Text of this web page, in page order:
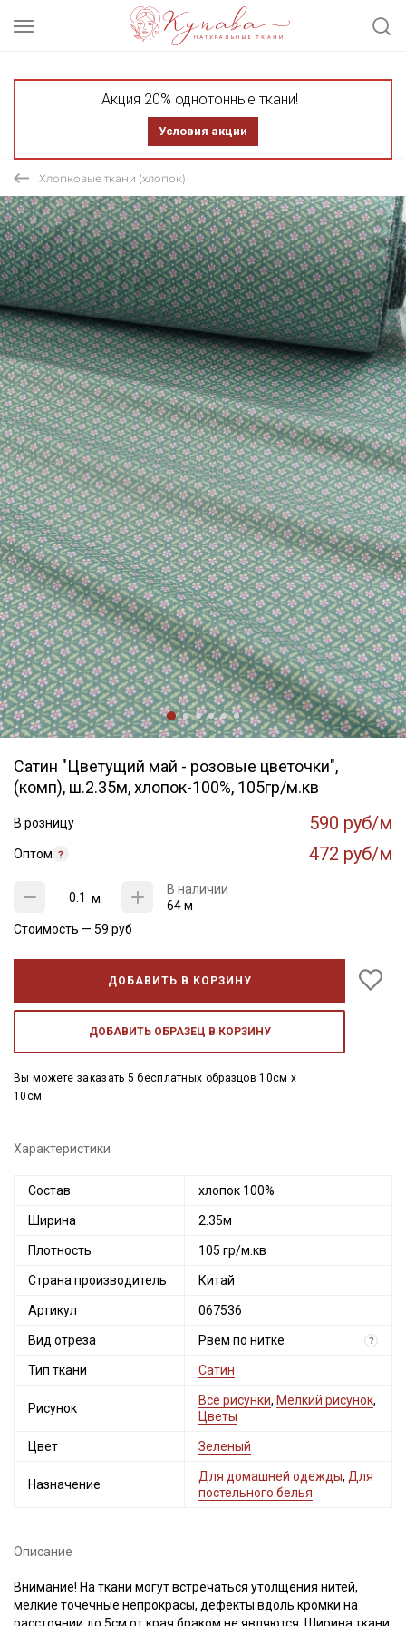
Акция 20% однотонные ткани!
Условия акции
Хлопковые ткани (хлопок)
Сатин "Цветущий май - розовые цветочки",
(комп), ш.2.35м, хлопок-100%, 105гр/м.кв
В розницу 590 руб/м
Оптом 472 руб/м
м
В наличии
64 м
Стоимость — 59 руб
ДОБАВИТЬ В КОРЗИНУ
ДОБАВИТЬ ОБРАЗЕЦ В КОРЗИНУ
Вы можете заказать 5 бесплатных образцов 10см x
10см
Характеристики
Состав хлопок 100%
Ширина 2.35м
Плотность 105 гр/м.кв
Страна производитель Китай
Артикул 067536
Вид отреза Рвем по нитке ?
Тип ткани Сатин
Рисунок
Все рисунки, Мелкий рисунок,
Цветы
Цвет Зеленый
Назначение
Для домашней одежды, Для
постельного белья
Описание
Внимание! На ткани могут встречаться утолщения нитей,
мелкие точечные непрокрасы, дефекты вдоль кромки на